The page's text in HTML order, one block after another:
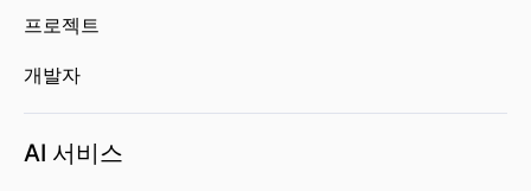
프로젝트
개발자
AI 서비스